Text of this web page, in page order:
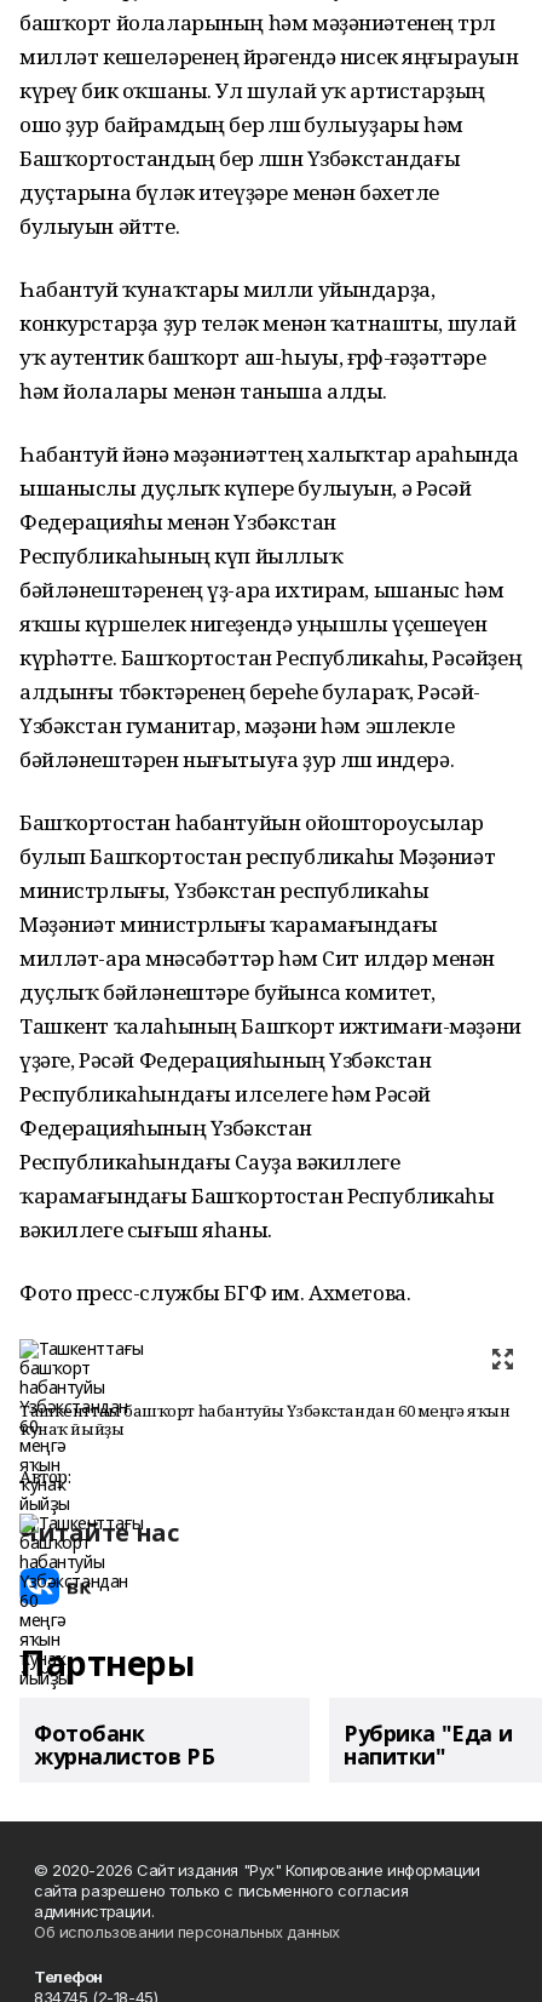
башҡорт йолаларының һәм мәҙәниәтенең төрлө
милләт кешеләренең йөрәгендә нисек яңғырауын
күреү бик оҡшаны. Ул шулай уҡ артистарҙың
ошо ҙур байрамдың бер өлөшө булыуҙары һәм
Башҡортостандың бер өлөшөн Үзбәкстандағы
дуҫтарына бүләк итеүҙәре менән бәхетле
булыуын әйтте.
Һабантуй ҡунаҡтары милли уйындарҙа,
конкурстарҙа ҙур теләк менән ҡатнашты, шулай
уҡ аутентик башҡорт аш-һыуы, ғөрөф-ғәҙәттәре
һәм йолалары менән таныша алды.
Һабантуй йәнә мәҙәниәттең халыҡтар араһында
ышаныслы дуҫлыҡ күпере булыуын, ә Рәсәй
Федерацияһы менән Үзбәкстан
Республикаһының күп йыллыҡ
бәйләнештәренең үҙ-ара ихтирам, ышаныс һәм
яҡшы күршелек нигеҙендә уңышлы үҫешеүен
күрһәтте. Башҡортостан Республикаһы, Рәсәйҙең
алдынғы төбәктәренең береһе булараҡ, Рәсәй-
Үзбәкстан гуманитар, мәҙәни һәм эшлекле
бәйләнештәрен нығытыуға ҙур өлөш индерә.
Башҡортостан һабантуйын ойоштороусылар
булып Башҡортостан республикаһы Мәҙәниәт
министрлығы, Үзбәкстан республикаһы
Мәҙәниәт министрлығы ҡарамағындағы
милләт-ара мөнәсәбәттәр һәм Сит илдәр менән
дуҫлыҡ бәйләнештәре буйынса комитет,
Ташкент ҡалаһының Башҡорт ижтимағи-мәҙәни
үҙәге, Рәсәй Федерацияһының Үзбәкстан
Республикаһындағы илселеге һәм Рәсәй
Федерацияһының Үзбәкстан
Республикаһындағы Сауҙа вәкиллеге
ҡарамағындағы Башҡортостан Республикаһы
вәкиллеге сығыш яһаны.
Фото пресс-службы БГФ им. Ахметова.
Ташкенттағы башҡорт һабантуйы Үзбәкстандан 60 меңгә яҡын
ҡунаҡ йыйҙы
Автор:
Читайте нас
Партнеры
Фотобанк
журналистов РБ
Рубрика "Еда и
напитки"
© 2020-2026 Сайт издания "Рух" Копирование информации
сайта разрешено только с письменного согласия
администрации.
Об использовании персональных данных
Телефон
834745 (2-18-45)